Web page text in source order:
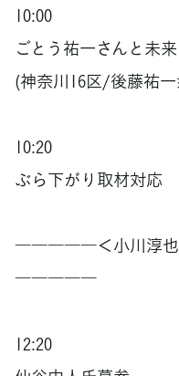
10:00
ごとう祐一さんと未
(神奈川16区/後藤祐
10:20
ぶら下がり取材対応
―――――＜小川淳也
―――――
12:20